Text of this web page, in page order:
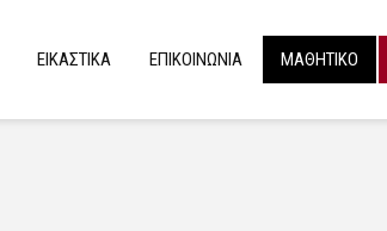
ΕΙΚΑΣΤΙΚΑ ΕΠΙΚΟΙΝΩΝΙΑ ΜΑΘΗΤΙΚΟ